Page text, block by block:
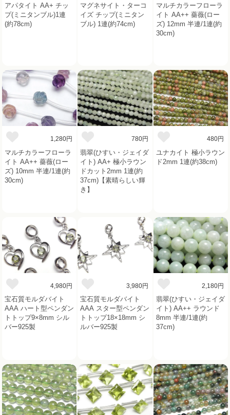
アパタイト AA+ チッ
プ(ミニタンブル)1連
(約78cm)
マグネサイト・ターコ
イズ チップ(ミニタン
ブル) 1連(約74cm)
マルチカラーフローラ
イト AA++ 薔薇(ロー
ズ) 12mm 半連/1連(約
30cm)
1,280円
マルチカラーフローラ
イト AA++ 薔薇(ロー
ズ) 10mm 半連/1連(約
30cm)
780円
翡翠(ひすい・ジェイダ
イト) AA+ 極小ラウン
ドカット2mm 1連(約
37cm)【素晴らしい輝
き】
480円
ユナカイト 極小ラウン
ド2mm 1連(約38cm)
4,980円
宝石質モルダバイト
AAA ハート型ペンダン
トトップ9×8mm シル
バー925製
3,980円
宝石質モルダバイト
AAA スター型ペンダン
トトップ18×18mm シ
ルバー925製
2,180円
翡翠(ひすい・ジェイダ
イト) AA++ ラウンド
8mm 半連/1連(約
37cm)